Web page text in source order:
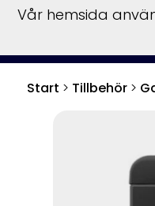
Start > Tillbehör>
Vår hemsida